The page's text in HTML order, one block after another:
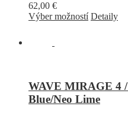
62,00 €
Výber možností Detaily
WAVE MIRAGE 4
Blue/Neo Lime